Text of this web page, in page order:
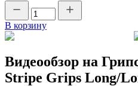
В корзину
Видеообзор на
Stripe Grips Long/